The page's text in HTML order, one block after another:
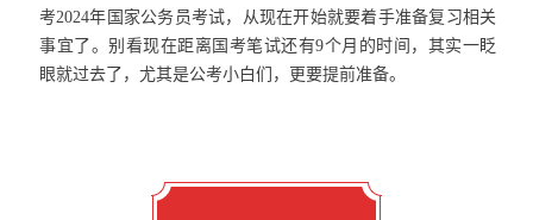
考2024年国家公务员考试，从现在开始就要着手准备复习相关
事宜了。别看现在距离国考笔试还有9个月的时间，其实一眨
眼就过去了，尤其是公考小白们，更要提前准备。